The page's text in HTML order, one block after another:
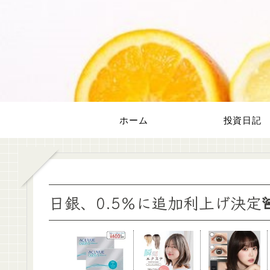
ホーム 投資日記
日銀、0.5％に追加利上げ決定